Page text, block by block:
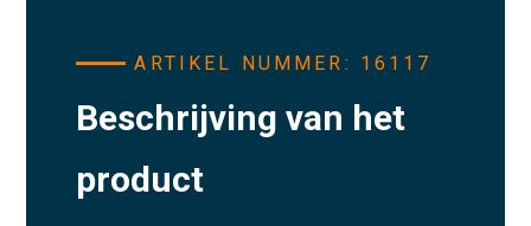
ARTIKEL NUMMER: 16117
Beschrijving van het
product